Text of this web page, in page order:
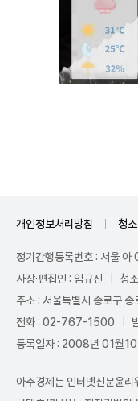
개인정보처리방침 청
정기간행등록번호 : 서울
사장·편집인 : 임규진
청
주소 : 서울특별시 종로구
전화 : 02-767-1500
등록일자 : 2008년 01월10
아주경제는 인터넷신문윤